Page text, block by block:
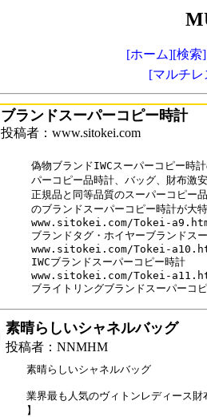
[ホーム][検索]
[マルチ
ブランドスーパーコピー時計
投稿者：www.sitokei.com
偽物ブランドIWCスーパーコピー時
パーコピー品時計、バッグ、財布
正規品と同等品質のスーパーコピー
のブランドスーパーコピー時計が大
www.sitokei.com/Tokei-
ブランドタグ・ホイヤーブランドス
www.sitokei.com/Tokei-
IWCブランドスーパーコピー時計
www.sitokei.com/Tokei-
ブライトリングブランドスーパーコ
素晴らしいシャネルバッグ
投稿者：NNMHM
素晴らしいシャネルバッグ
業界最も人気のヴィトンレディース
】